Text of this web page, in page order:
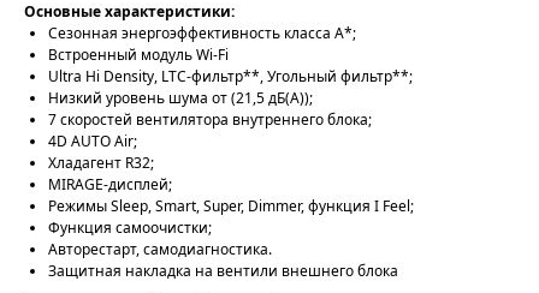
Основные характеристики:
Сезонная энергоэффективность класса А*;
Встроенный модуль Wi-Fi
Ultra Hi Density, LTC-фильтр**, Угольный фильтр**;
Низкий уровень шума от (21,5 дБ(А));
7 скоростей вентилятора внутреннего блока;
4D AUTO Air;
Хладагент R32;
MIRAGE-дисплей;
Режимы Sleep, Smart, Super, Dimmer, функция I Feel;
Функция самоочистки;
Авторестарт, самодиагностика.
Защитная накладка на вентили внешнего блока